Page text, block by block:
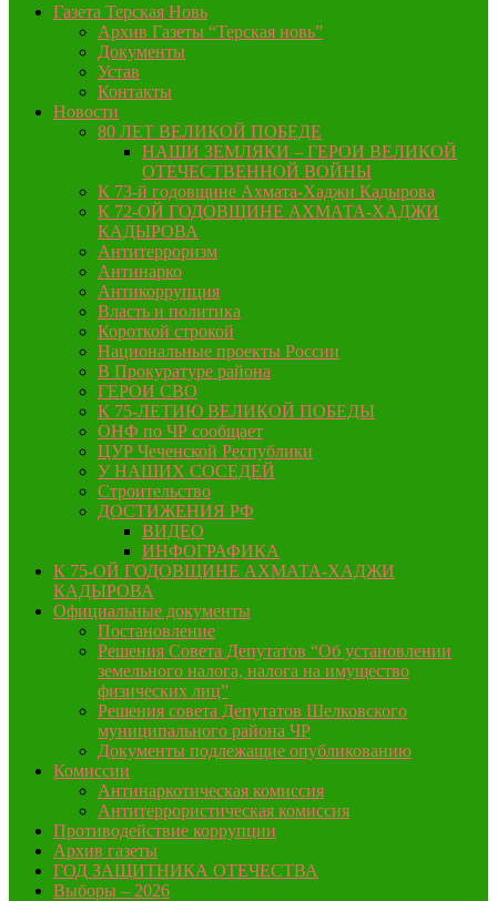
Газета Терская Новь
Архив Газеты “Терская новь”
Документы
Устав
Контакты
Новости
80 ЛЕТ ВЕЛИКОЙ ПОБЕДЕ
НАШИ ЗЕМЛЯКИ – ГЕРОИ ВЕЛИКОЙ
ОТЕЧЕСТВЕННОЙ ВОЙНЫ
К 73-й годовщине Ахмата-Хаджи Кадырова
К 72-ОЙ ГОДОВЩИНЕ АХМАТА-ХАДЖИ
КАДЫРОВА
Антитерроризм
Антинарко
Антикоррупция
Власть и политика
Короткой строкой
Национальные проекты России
В Прокуратуре района
ГЕРОИ СВО
К 75-ЛЕТИЮ ВЕЛИКОЙ ПОБЕДЫ
ОНФ по ЧР сообщает
ЦУР Чеченской Республики
У НАШИХ СОСЕДЕЙ
Строительство
ДОСТИЖЕНИЯ РФ
ВИДЕО
ИНФОГРАФИКА
К 75-ОЙ ГОДОВЩИНЕ АХМАТА-ХАДЖИ
КАДЫРОВА
Официальные документы
Постановление
Решения Совета Депутатов “Об установлении
земельного налога, налога на имущество
физических лиц”
Решения совета Депутатов Шелковского
муниципального района ЧР
Документы подлежащие опубликованию
Комиссии
Антинаркотическая комиссия
Антитеррористическая комиссия
Противодействие коррупции
Архив газеты
ГОД ЗАЩИТНИКА ОТЕЧЕСТВА
Выборы – 2026